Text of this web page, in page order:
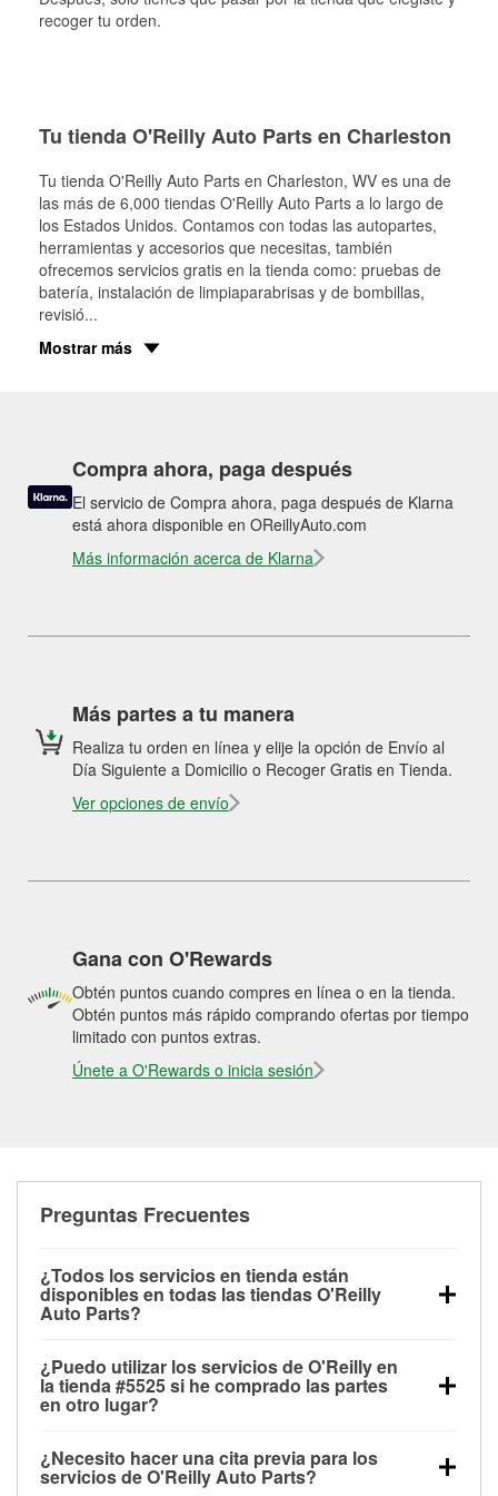
recoger tu orden.
Tu tienda O'Reilly Auto Parts en Charleston
Tu tienda O'Reilly Auto Parts en Charleston, WV es una de
las más de 6,000 tiendas O'Reilly Auto Parts a lo largo de
los Estados Unidos. Contamos con todas las autopartes,
herramientas y accesorios que necesitas, también
ofrecemos servicios gratis en la tienda como: pruebas de
batería, instalación de limpiaparabrisas y de bombillas,
revisió...
Mostrar más
Compra ahora, paga después
El servicio de Compra ahora, paga después de Klarna
está ahora disponible en OReillyAuto.com
Más información acerca de Klarna
Más partes a tu manera
Realiza tu orden en línea y elije la opción de Envío al
Día Siguiente a Domicilio o Recoger Gratis en Tienda.
Ver opciones de envío
Gana con O'Rewards
Obtén puntos cuando compres en línea o en la tienda.
Obtén puntos más rápido comprando ofertas por tiempo
limitado con puntos extras.
Únete a O'Rewards o inicia sesión
Preguntas Frecuentes
¿Todos los servicios en tienda están
disponibles en todas las tiendas O'Reilly
Auto Parts?
las pruebas de batería, pruebas de alternador y
motor de arranque, revisión de la luz “Check Engine”
con O'Reilly VeriScan® e instalación de
limpiaparabrisas o bombillas, están disponibles en
todas las tiendas O'Reilly Auto Parts. La tienda
¿Puedo utilizar los servicios de O'Reilly en
la tienda #5525 si he comprado las partes
en otro lugar?
de O'Reilly Auto Parts que estén disponibles en la
¿Necesito hacer una cita previa para los
servicios de O'Reilly Auto Parts?